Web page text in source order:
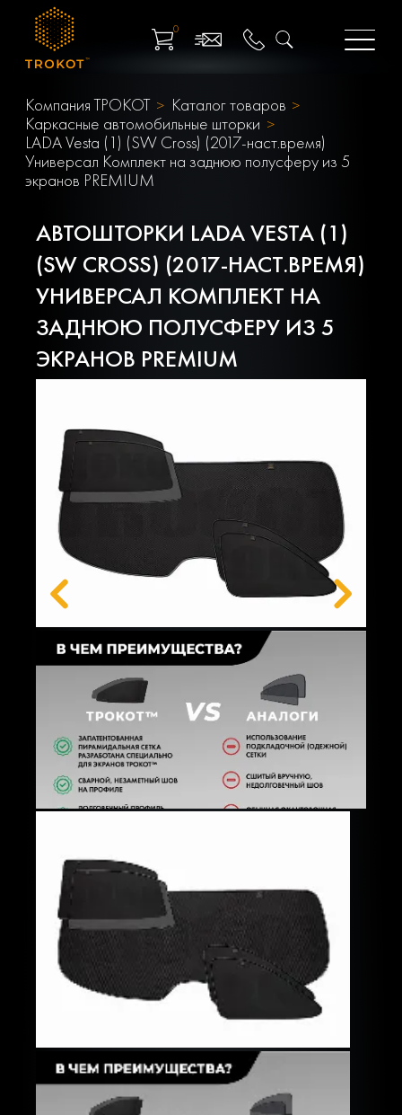
0
Компания ТРОКОТ
Каталог товаров
Каркасные автомобильные шторки
LADA Vesta (1) (SW Cross) (2017-наст.время)
Универсал Комплект на заднюю полусферу из 5
экранов PREMIUM
АВТОШТОРКИ LADA VESTA (1)
(SW CROSS) (2017-НАСТ.ВРЕМЯ)
УНИВЕРСАЛ КОМПЛЕКТ НА
ЗАДНЮЮ ПОЛУСФЕРУ ИЗ 5
ЭКРАНОВ PREMIUM